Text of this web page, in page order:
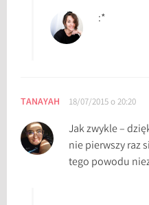
:*
TANAYAH 18/07/2015 o 20:20
Jak zwykle –
nie pierwszy raz
tego powodu